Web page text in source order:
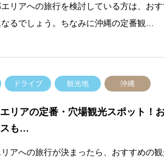
リアへの旅行を検討している方は、お
なるでしょう。ちなみに沖縄の定番観…
ドライブ 観光地 沖縄
リアの定番・穴場観光スポット！
スも…
アへの旅行が決まったら、おすすめの